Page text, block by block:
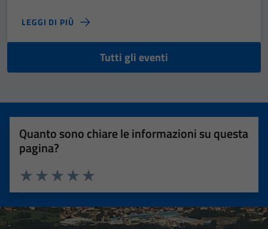
LEGGI DI PIÙ
Tutti gli eventi
Quanto sono chiare le informazioni su questa
pagina?
Valuta 5 stelle su 5
Valuta 4 stelle su 5
Valuta 3 stelle su 5
Valuta 2 stelle su 5
Valuta 1 stelle su 5